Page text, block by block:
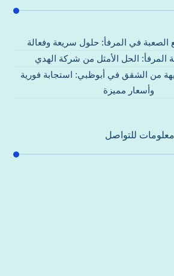
الصعبة في المرفأ: حلول سريعة وفعالة
المرفأ: الحل الأمثل من شركة الهدي
من الشقق في أبوظبي: استجابة فورية
وأسعار مميزة
معلومات للتواصل